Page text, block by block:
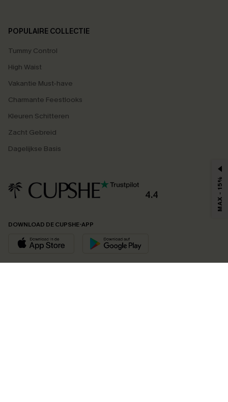
POPULAIRE COLLECTIE
Tummy Control
High Waist
Vakantie Must-have
Charmante Feestlooks
Kleuren Schitteren
Zacht Gebreid
Dagelijkse Basis
4.4
DOWNLOAD DE CUPSHE-APP
MAX - 15%